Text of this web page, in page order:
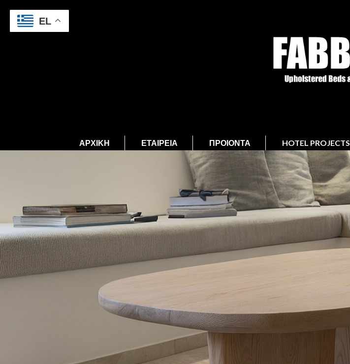
ΑΡΧΙΚΉ ΕΤΑΙΡΕΊΑ ΠΡΟΙΌΝΤΑ HOTEL PROJECTS
EL